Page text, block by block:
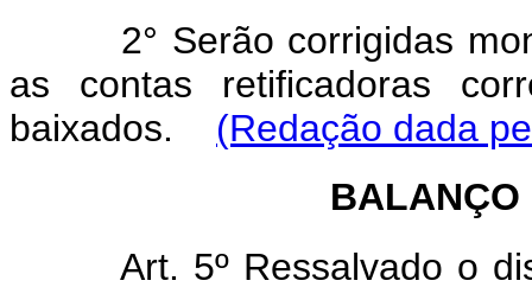
2° Serão corrigidas
as contas retificadoras
baixados. (Redação dada
BALANÇO
Art. 5º Ressalvado o